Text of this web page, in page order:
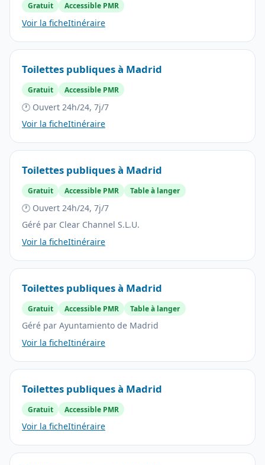
Gratuit Accessible PMR
Voir la ficheItinéraire
Toilettes publiques à Madrid
Gratuit Accessible PMR
🕐 Ouvert 24h/24, 7j/7
Voir la ficheItinéraire
Toilettes publiques à Madrid
Gratuit Accessible PMR Table à langer
🕐 Ouvert 24h/24, 7j/7
Géré par Clear Channel S.L.U.
Voir la ficheItinéraire
Toilettes publiques à Madrid
Gratuit Accessible PMR Table à langer
Géré par Ayuntamiento de Madrid
Voir la ficheItinéraire
Toilettes publiques à Madrid
Gratuit Accessible PMR
Voir la ficheItinéraire